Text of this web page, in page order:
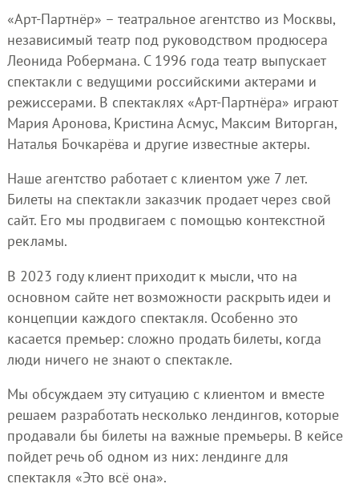
«Арт-Партнёр» – театральное агентство из Москвы,
независимый театр под руководством продюсера
Леонида Робермана. С 1996 года театр выпускает
спектакли с ведущими российскими актерами и
режиссерами. В спектаклях «Арт-Партнёра» играют
Мария Аронова, Кристина Асмус, Максим Виторган,
Наталья Бочкарёва и другие известные актеры.
Наше агентство работает с клиентом уже 7 лет.
Билеты на спектакли заказчик продает через свой
сайт. Его мы продвигаем с помощью контекстной
рекламы.
В 2023 году клиент приходит к мысли, что на
основном сайте нет возможности раскрыть идеи и
концепции каждого спектакля. Особенно это
касается премьер: сложно продать билеты, когда
люди ничего не знают о спектакле.
Мы обсуждаем эту ситуацию с клиентом и вместе
решаем разработать несколько лендингов, которые
продавали бы билеты на важные премьеры. В кейсе
пойдет речь об одном из них: лендинге для
спектакля «Это всё она».